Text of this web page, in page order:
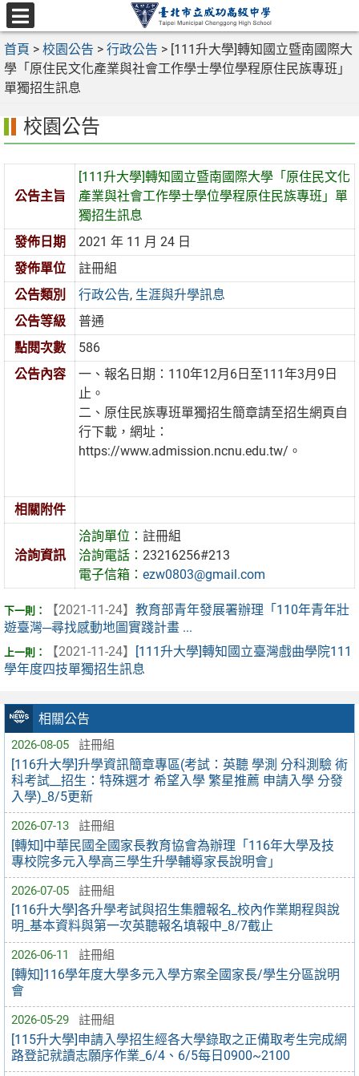
跳
至
主
要
內
選
單
首頁 > 校園公告 > 行政公告 > [111升大學]轉知國立暨南國際大
學「原住民文化產業與社會工作學士學位學程原住民族專班」
單獨招生訊息
相關公告
2026-08-05 註冊組
[116升大學]升學資訊簡章專區(考試：英聽 學測 分科測驗 術
科考試__招生：特殊選才 希望入學 繁星推薦 申請入學 分發
入學)_8/5更新
2026-07-13 註冊組
[轉知]中華民國全國家長教育協會為辦理「116年大學及技
專校院多元入學高三學生升學輔導家長說明會」
2026-07-05 註冊組
[116升大學]各升學考試與招生集體報名_校內作業期程與說
明_基本資料與第一次英聽報名填報中_8/7截止
2026-06-11 註冊組
[轉知]116學年度大學多元入學方案全國家長/學生分區說明
會
2026-05-29 註冊組
[115升大學]申請入學招生經各大學錄取之正備取考生完成網
路登記就讀志願序作業_6/4、6/5每日0900~2100
校園公告
公告主旨
[111升大學]轉知國立暨南國際大學「原住民文化
產業與社會工作學士學位學程原住民族專班」單
獨招生訊息
發佈日期
2021 年 11 月 24 日
發佈單位
註冊組
公告類別
行政公告, 生涯與升學訊息
公告等級
普通
點閱次數
586
公告內容
一、報名日期：110年12月6日至111年3月9日
止。
二、原住民族專班單獨招生簡章請至招生網頁自
行下載，網址：
https://www.admission.ncnu.edu.tw/。
相關附件
洽詢資訊
洽詢單位：註冊組
洽詢電話：23216256#213
電子信箱：ezw0803@gmail.com
【2021-11-24】 教育部青年發展署辦理「110年青年壯
遊臺灣─尋找感動地圖實踐計畫 ...
【2021-11-24】
[111升大學]轉知國立臺灣戲曲學院111
學年度四技單獨招生訊息